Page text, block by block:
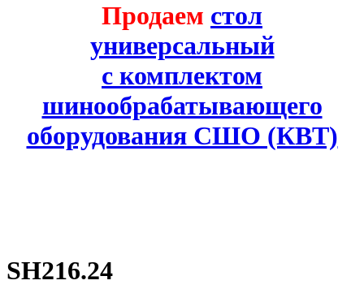
Продаем стол
универсальный
с комплектом
шинообрабатывающего
оборудования СШО (КВТ)
SH216.24